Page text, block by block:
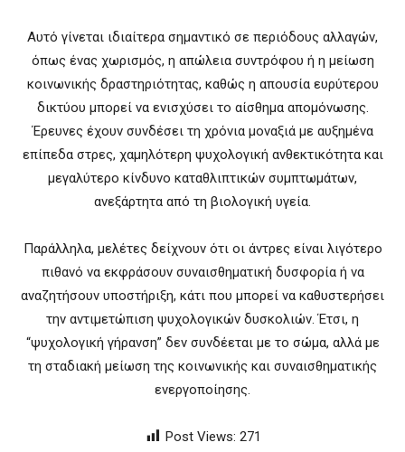
Αυτό γίνεται ιδιαίτερα σημαντικό σε περιόδους αλλαγών,
όπως ένας χωρισμός, η απώλεια συντρόφου ή η μείωση
κοινωνικής δραστηριότητας, καθώς η απουσία ευρύτερου
δικτύου μπορεί να ενισχύσει το αίσθημα απομόνωσης.
Έρευνες έχουν συνδέσει τη χρόνια μοναξιά με αυξημένα
επίπεδα στρες, χαμηλότερη ψυχολογική ανθεκτικότητα και
μεγαλύτερο κίνδυνο καταθλιπτικών συμπτωμάτων,
ανεξάρτητα από τη βιολογική υγεία.
Παράλληλα, μελέτες δείχνουν ότι οι άντρες είναι λιγότερο
πιθανό να εκφράσουν συναισθηματική δυσφορία ή να
αναζητήσουν υποστήριξη, κάτι που μπορεί να καθυστερήσει
την αντιμετώπιση ψυχολογικών δυσκολιών. Έτσι, η
“ψυχολογική γήρανση” δεν συνδέεται με το σώμα, αλλά με
τη σταδιακή μείωση της κοινωνικής και συναισθηματικής
ενεργοποίησης.
Post Views: 271